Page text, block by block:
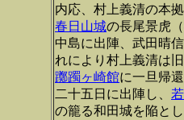
内応、村上義清の本拠
春日山城の長尾景虎
中島に出陣、武田晴
れにより村上義清は
躑躅ヶ崎館に一旦帰
二十五日に出陣し、
の籠る和田城を陥と